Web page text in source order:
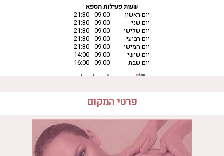
שעות פעילות הספא
יום ראשון
09:00 - 21:30
יום שני
09:00 - 21:30
יום שלישי
09:00 - 21:30
יום רביעי
09:00 - 21:30
יום חמישי
09:00 - 21:30
יום שישי
09:00 - 14:00
יום שבת
09:00 - 16:00
פרטי המקום
שעות פעילות הספא
09:00 - 21:30
09:00 - 21:30
לדף בית הספא